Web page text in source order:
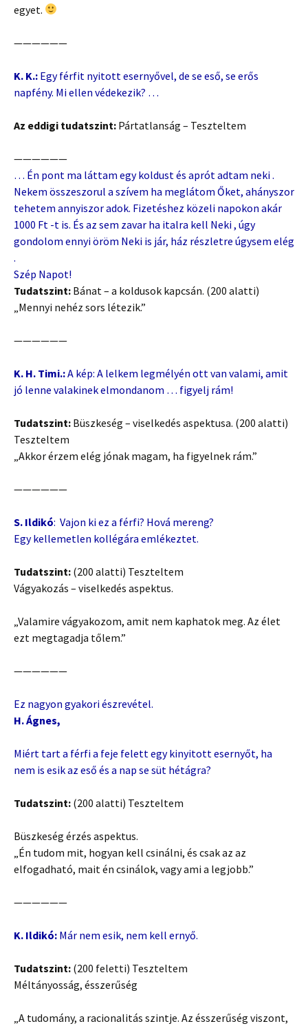
egyet.
——————
K. K.: Egy férfit nyitott esernyővel, de se eső, se erős
napfény. Mi ellen védekezik? …
Az eddigi tudatszint: Pártatlanság – Teszteltem
——————
… Én pont ma láttam egy koldust és aprót adtam neki .
Nekem összeszorul a szívem ha meglátom Őket, ahányszor
tehetem annyiszor adok. Fizetéshez közeli napokon akár
1000 Ft -t is. És az sem zavar ha italra kell Neki , úgy
gondolom ennyi öröm Neki is jár, ház részletre úgysem elég
.
Szép Napot!
Tudatszint: Bánat – a koldusok kapcsán. (200 alatti)
„Mennyi nehéz sors létezik.”
——————
K. H. Timi.:A kép: A lelkem legmélyén ott van valami, amit
jó lenne valakinek elmondanom … figyelj rám!
Tudatszint: Büszkeség – viselkedés aspektusa. (200 alatti)
Teszteltem
„Akkor érzem elég jónak magam, ha figyelnek rám.”
——————
S. Ildikó: Vajon ki ez a férfi? Hová mereng?
Egy kellemetlen kollégára emlékeztet.
Tudatszint: (200 alatti) Teszteltem
Vágyakozás – viselkedés aspektus.
„Valamire vágyakozom, amit nem kaphatok meg. Az élet
ezt megtagadja tőlem.”
——————
Ez nagyon gyakori észrevétel.
H. Ágnes,
Miért tart a férfi a feje felett egy kinyitott esernyőt, ha
nem is esik az eső és a nap se süt hétágra?
Tudatszint: (200 alatti) Teszteltem
Büszkeség érzés aspektus.
„Én tudom mit, hogyan kell csinálni, és csak az az
elfogadható, mait én csinálok, vagy ami a legjobb.”
——————
K. Ildikó: Már nem esik, nem kell ernyő.
Tudatszint: (200 feletti) Teszteltem
Méltányosság, ésszerűség
„A tudomány, a racionalitás szintje. Az ésszerűség viszont,